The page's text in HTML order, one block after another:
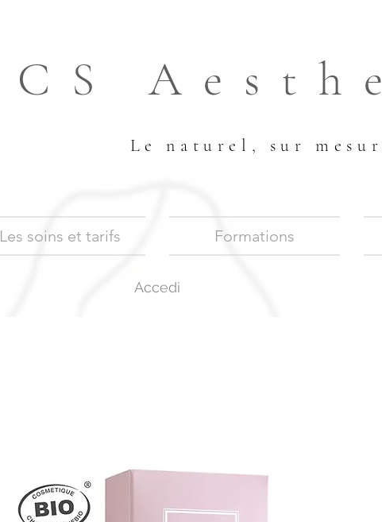
CS
Le naturel, sur
Les soins et tarifs Formations
Accedi